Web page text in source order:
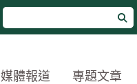
媒體報道 專題文章